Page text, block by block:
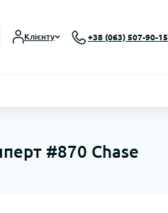
Клієнту +38 (063) 507-90-15
#870 Chase